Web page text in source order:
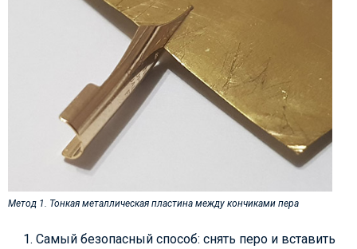
Метод 1. Тонкая металлическая пластина между кончиками пера
Самый безопасный способ: снять перо и вставить